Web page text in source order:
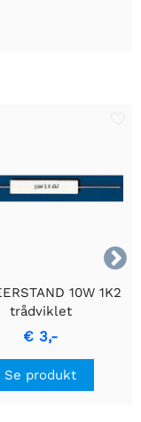

10W 1K2
trådviklet
med
keramisk hus.
€ 3,-
Se produkt